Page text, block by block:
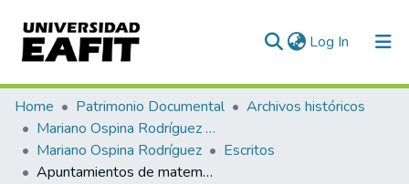
Log In (current)
Statistics
Home Patrimonio Documental
Archivos históricos
Mariano Ospina Rodríguez (1826 -1912)
Mariano Ospina Rodríguez
Escritos
Apuntamientos de matemáticas